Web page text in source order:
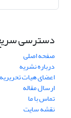
دسترسی
صفحه اصلی
درباره نشریه
اعضای هیات تحریریه
ارسال مقاله
تماس با ما
نقشه سایت